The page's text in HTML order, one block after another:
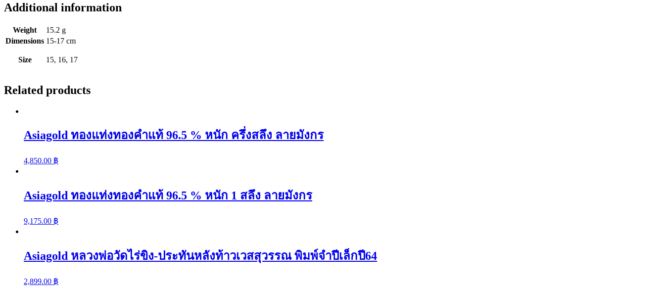
แท้
หนัก
1
บาท
คั่น
Additional information
Weight
15.2 g
Dimensions 15-17 cm
Size 15, 16, 17
Related products
Asiagold ทองแท่งทองคำแท้ 96.5 % หนัก ครึ่งสลึง ลายมังกร
4,850.00 ฿
Asiagold ทองแท่งทองคำแท้ 96.5 % หนัก 1 สลึง ลายมังกร
9,175.00 ฿
Asiagold หลวงพ่อวัดไร่ขิง-ประทันหลังท้าวเวสสุวรรณ พิมพ์จำปีเล็กปี64
2,899.00 ฿